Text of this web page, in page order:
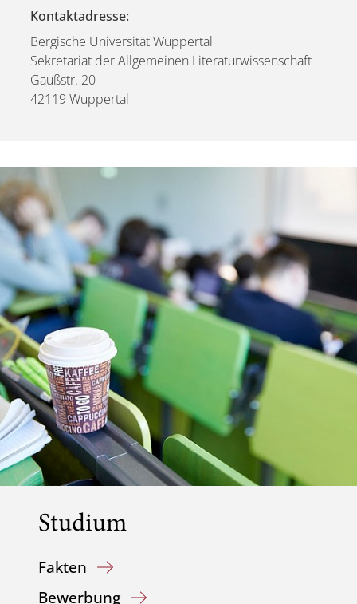
Kontaktadresse:
Bergische Universität Wuppertal
Sekretariat der Allgemeinen Literaturwissenschaft
Gaußstr. 20
42119 Wuppertal
Studium
Fakten
Bewerbung